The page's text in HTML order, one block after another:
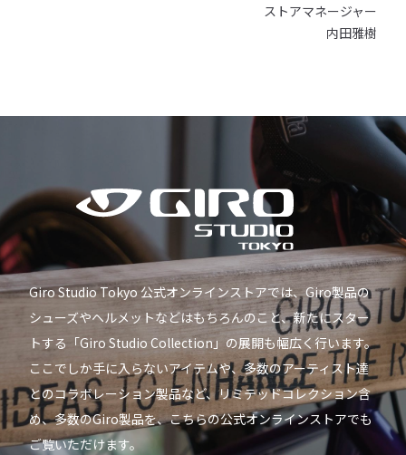
ストアマネージャー
内田雅樹
Giro Studio Tokyo 公式オンラインストアでは、Giro製品の
シューズやヘルメットなどはもちろんのこと、新たにスター
トする「Giro Studio Collection」の展開も幅広く行います。
ここでしか手に入らないアイテムや、多数のアーティスト達
とのコラボレーション製品など、リミテッドコレクション含
め、多数のGiro製品を、こちらの公式オンラインストアでも
ご覧いただけます。